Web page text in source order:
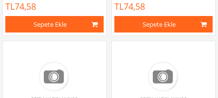
TL74,58
Sepete Ekle
TL74,58
Sepete Ekle